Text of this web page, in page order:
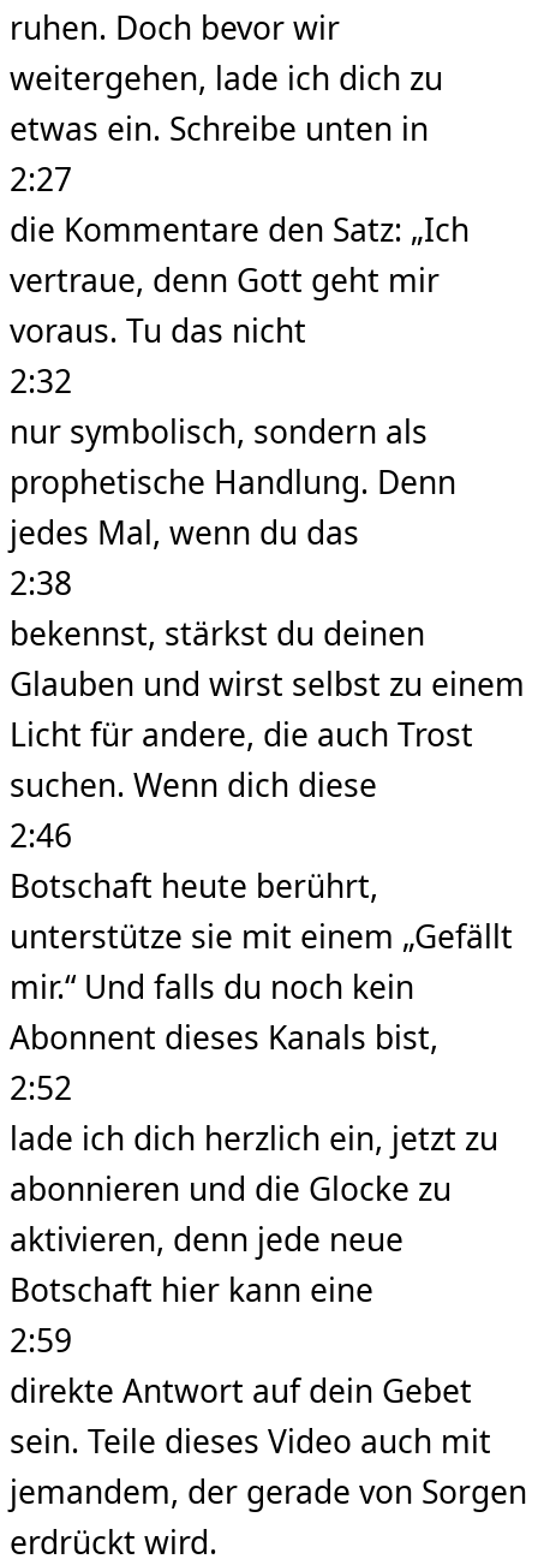
ruhen. Doch bevor wir
weitergehen, lade ich dich zu
etwas ein. Schreibe unten in
2:27
die Kommentare den Satz: „Ich
vertraue, denn Gott geht mir
voraus. Tu das nicht
2:32
nur symbolisch, sondern als
prophetische Handlung. Denn
jedes Mal, wenn du das
2:38
bekennst, stärkst du deinen
Glauben und wirst selbst zu einem
Licht für andere, die auch Trost
suchen. Wenn dich diese
2:46
Botschaft heute berührt,
unterstütze sie mit einem „Gefällt
mir.“ Und falls du noch kein
Abonnent dieses Kanals bist,
2:52
lade ich dich herzlich ein, jetzt zu
abonnieren und die Glocke zu
aktivieren, denn jede neue
Botschaft hier kann eine
2:59
direkte Antwort auf dein Gebet
sein. Teile dieses Video auch mit
jemandem, der gerade von Sorgen
erdrückt wird.